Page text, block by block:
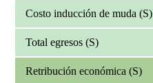
Costo inducción de muda (S)
Total egresos (S)
Retribución económica (S)